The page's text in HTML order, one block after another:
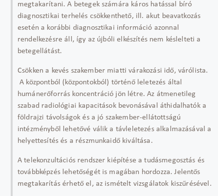
megtakarítani. A betegek számára káros hatással bíró
diagnosztikai terhelés csökkenthető, ill. akut beavatkozás
esetén a korábbi diagnosztikai információ azonnal
rendelkezésre áll, így az újbóli elkészítés nem késlelteti a
betegellátást.
Csökken a kevés szakember miatti várakozási idő, várólista.
A központból (központokból) történő leletezés által
humánerőforrás koncentráció jön létre. Az átmenetileg
szabad radiológiai kapacitások bevonásával áthidalhatók a
földrajzi távolságok és a jó szakember-ellátottságú
intézményből lehetővé válik a távleletezés alkalmazásával a
helyettesítés és a részmunkaidő kiváltása.
A telekonzultációs rendszer kiépítése a tudásmegosztás és
továbbképzés lehetőségét is magában hordozza. Jelentős
megtakarítás érhető el, az ismételt vizsgálatok kiszűrésével.